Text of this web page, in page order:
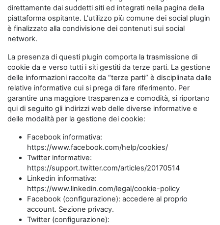
direttamente dai suddetti siti ed integrati nella pagina della
piattaforma ospitante. L'utilizzo più comune dei social plugin
è finalizzato alla condivisione dei contenuti sui social
network.
La presenza di questi plugin comporta la trasmissione di
cookie da e verso tutti i siti gestiti da terze parti. La gestione
delle informazioni raccolte da “terze parti” è disciplinata dalle
relative informative cui si prega di fare riferimento. Per
garantire una maggiore trasparenza e comodità, si riportano
qui di seguito gli indirizzi web delle diverse informative e
delle modalità per la gestione dei cookie:
Facebook informativa:
https://www.facebook.com/help/cookies/
Twitter informative:
https://support.twitter.com/articles/20170514
Linkedin informativa:
https://www.linkedin.com/legal/cookie-policy
Facebook (configurazione): accedere al proprio
account. Sezione privacy.
Twitter (configurazione):